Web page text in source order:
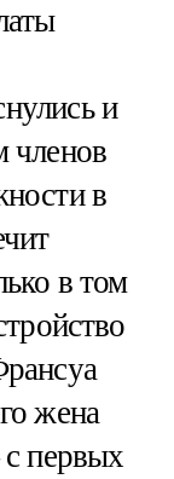
и
членов
в
в том
жена
первых